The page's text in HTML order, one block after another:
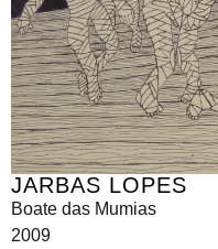
JARBAS LOPES
Boate das Mumias
2009